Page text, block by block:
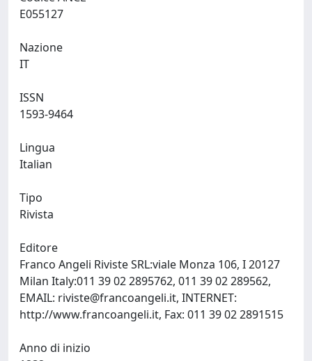
Nazione
ISSN
Lingua
Tipo
Rivista
Editore
Franco Angeli Riviste SRL:viale Monza 106, I 20127
Milan Italy:011 39 02 2895762, 011 39 02 289562,
EMAIL: riviste@francoangeli.it, INTERNET:
Anno di inizio